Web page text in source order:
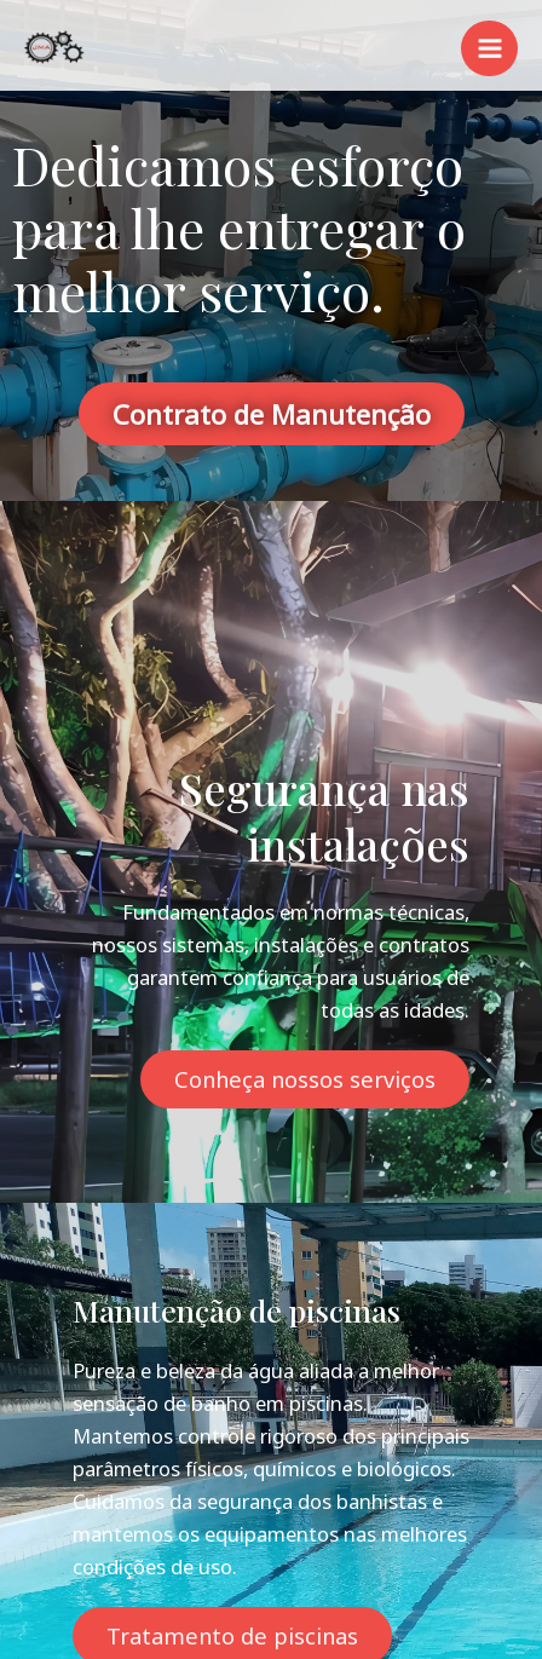
Dedicamos esforço
para lhe entregar o
melhor serviço.
Contrato de Manutenção
Segurança nas
instalações
Fundamentados em normas técnicas,
nossos sistemas, instalações e contratos
garantem confiança para usuários de
todas as idades.
Conheça nossos serviços
Manutenção de piscinas
Pureza e beleza da água aliada a melhor
sensação de banho em piscinas.
Mantemos controle rigoroso dos principais
parâmetros físicos, químicos e biológicos.
Cuidamos da segurança dos banhistas e
mantemos os equipamentos nas melhores
condições de uso.
Tratamento de piscinas